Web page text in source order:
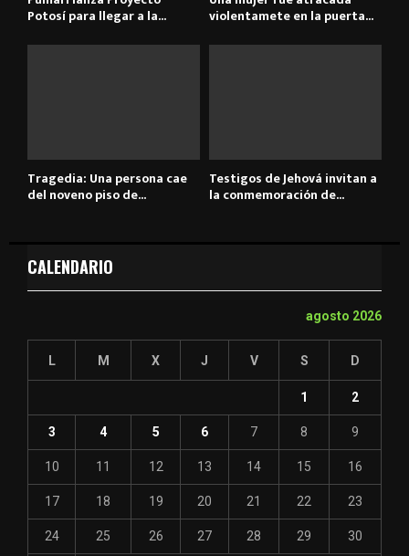
Potosí para llegar a la... violentamete en la puerta...
Tragedia: Una persona cae
del noveno piso de...
Testigos de Jehová invitan a
la conmemoración de...
CALENDARIO
agosto 2026
L M X J V S D
1 2
3 4 5 6 7 8 9
10 11 12 13 14 15 16
17 18 19 20 21 22 23
24 25 26 27 28 29 30